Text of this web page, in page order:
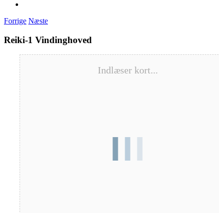
Forrige Næste
Reiki-1 Vindinghoved
Indlæser kort...